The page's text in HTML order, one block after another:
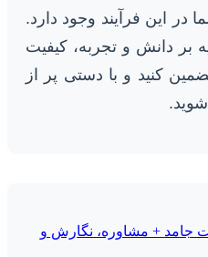
این فرآیند وجود دارد.
بر دانش و تجربه، کیفیت
کنید و با دستی پر از
جامد + مشاوره، نگارش و